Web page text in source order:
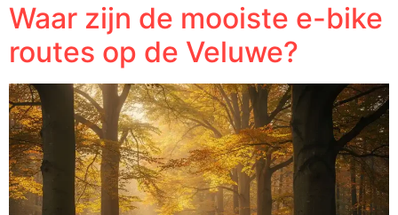
Waar zijn de mooiste e-bike
routes op de Veluwe?